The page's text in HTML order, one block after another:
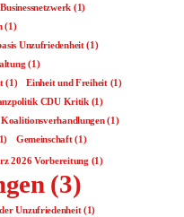
Businessnetzwerk (1)
(1)
Unzufriedenheit(1)
(1)
(1) Einheit und Freiheit(1)
CDU Kritik(1)
(1)
Gemeinschaft(1)
2026 Vorbereitung(1)
(3)
Unzufriedenheit(1)